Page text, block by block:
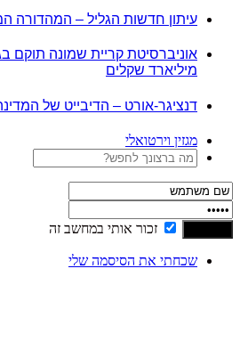
עיתון חדשות הגליל – המהדורה
אוניברסיטת קריית שמונה תוקם
מיליארד שקלים
דנציגר-אורט – הדיבייט של
מגזין וירטואלי
זכור אותי במחשב זה
שכחתי את הסיסמה שלי